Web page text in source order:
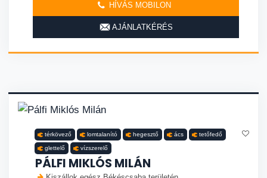
HÍVÁS MOBILON
AJÁNLATKÉRÉS
térkövező lomtalanító hegesztő ács tetőfedő
glettelő vízszerelő
PÁLFI MIKLÓS MILÁN